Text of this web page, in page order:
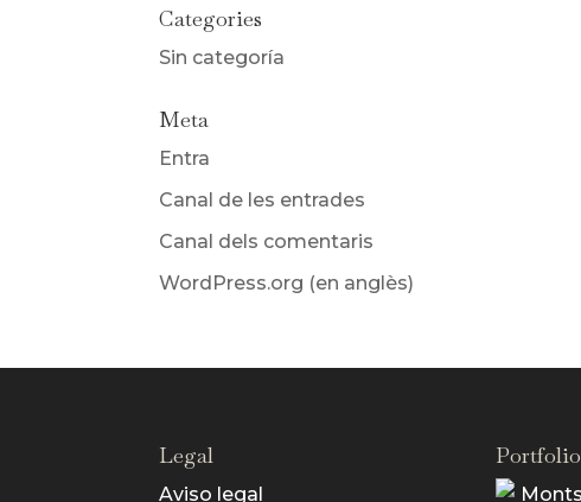
Categories
Sin categoría
Meta
Entra
Canal de les entrades
Canal dels comentaris
WordPress.org (en anglès)
Legal
Aviso legal
Portfolio